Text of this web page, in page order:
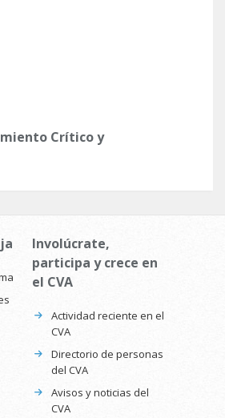
Crítico y
Involúcrate,
participa y crece en
el CVA
Actividad reciente en el
CVA
Directorio de personas
del CVA
Avisos y noticias del
CVA